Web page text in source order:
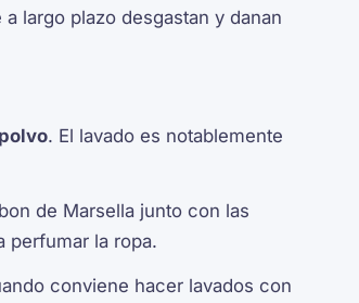
largo plazo desgastan y danan
. El lavado es notablemente
de Marsella junto con las
perfumar la ropa.
conviene hacer lavados con